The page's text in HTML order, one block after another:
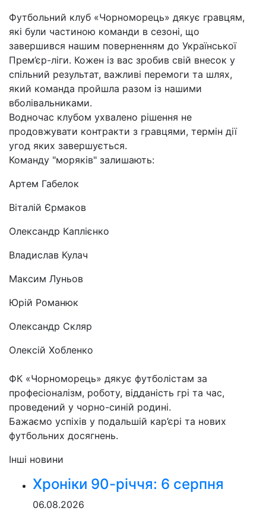
Футбольний клуб «Чорноморець» дякує гравцям,
які були частиною команди в сезоні, що
завершився нашим поверненням до Української
Прем’єр-ліги. Кожен із вас зробив свій внесок у
спільний результат, важливі перемоги та шлях,
який команда пройшла разом із нашими
вболівальниками.
Водночас клубом ухвалено рішення не
продовжувати контракти з гравцями, термін дії
угод яких завершується.
Команду "моряків" залишають:
Артем Габелок
Віталій Єрмаков
Олександр Каплієнко
Владислав Кулач
Максим Луньов
Юрій Романюк
Олександр Скляр
Олексій Хобленко
ФК «Чорноморець» дякує футболістам за
професіоналізм, роботу, відданість грі та час,
проведений у чорно-синій родині.
Бажаємо успіхів у подальшій кар’єрі та нових
футбольних досягнень.
Інші новини
Хроніки 90-річчя: 6 серпня
06.08.2026